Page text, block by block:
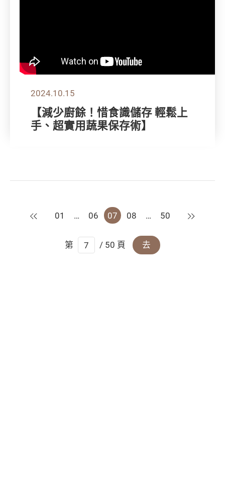
2024.10.15
【減少廚餘！惜食識儲存 輕鬆上
手、超實用蔬果保存術】
上一頁
01 … 06 07 08 … 50 下一頁
第 / 50 頁 去